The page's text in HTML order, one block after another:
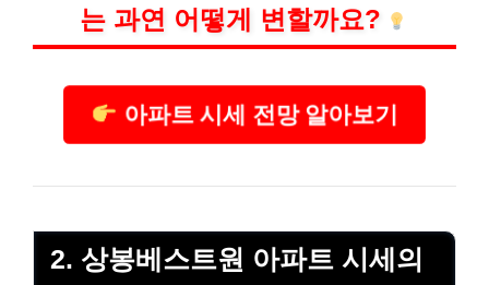
는 과연 어떻게 변할까요?
아파트 시세 전망 알아보기
2. 상봉베스트원 아파트 시세의